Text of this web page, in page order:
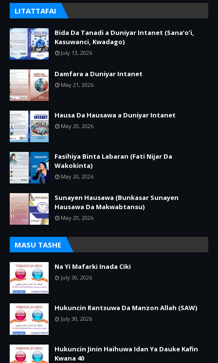
LITATTAFAI
Bida Da Tanadi a Duniyar Intanet (Sana’o’i,
Kasuwanci, Kwadago)
July 13, 2026
Damfara a Duniyar Intanet
May 21, 2026
Hausa Da Hausawa a Duniyar Intanet
May 20, 2026
Fasihiya Binta Labaran (Fati Nijar Da
Wakokinta)
May 20, 2026
Sunayen Hausawa (Bunkasar Sunayen
Hausawa Da Makwabtansu)
May 20, 2026
MASU TASHE
Na Yi Mafarki Inada Ciki
July 30, 2026
Hukuncin Rantsuwa Da Manzon Allah (SAW)
July 30, 2026
Hukuncin Jinin Haihuwa Idan Ya Dauke Kafin
Kwana 40